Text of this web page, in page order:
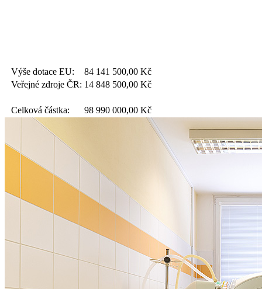
Výše dotace EU: 84 141 500,00 Kč
Veřejné zdroje ČR: 14 848 500,00 Kč
Celková částka: 98 990 000,00 Kč